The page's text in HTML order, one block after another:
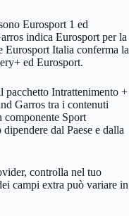
Eurosport 1 ed
indica Eurosport per la
Eurosport Italia conferma la
ed Eurosport.
Intrattenimento +
Garros tra i contenuti
Sport
dal Paese e dalla
controlla nel tuo
campi extra può variare in